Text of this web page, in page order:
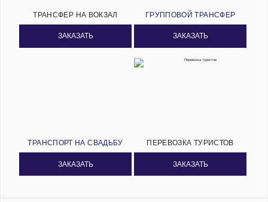
ТРАНСФЕР НА ВОКЗАЛ
ЗАКАЗАТЬ
ГРУППОВОЙ ТРАНСФЕР
ЗАКАЗАТЬ
ТРАНСПОРТ НА СВАДЬБУ
ЗАКАЗАТЬ
ПЕРЕВОЗКА ТУРИСТОВ
ЗАКАЗАТЬ